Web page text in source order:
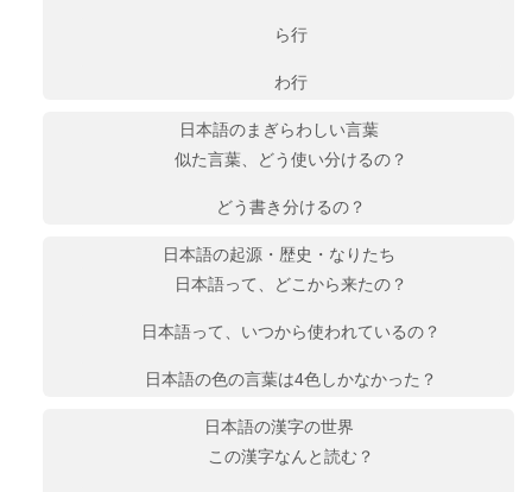
ら行
わ行
日本語のまぎらわしい言葉
似た言葉、どう使い分けるの？
どう書き分けるの？
日本語の起源・歴史・なりたち
日本語って、どこから来たの？
日本語って、いつから使われているの？
日本語の色の言葉は4色しかなかった？
日本語の漢字の世界
この漢字なんと読む？